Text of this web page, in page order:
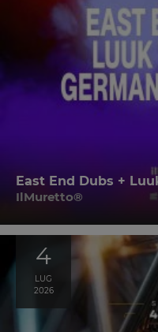
East End Dubs +
IlMuretto®
4
LUG
2026